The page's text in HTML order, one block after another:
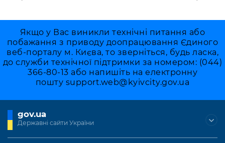
Якщо у Вас виникли технічні питання або
побажання з приводу доопрацювання Єдиного
веб-порталу м. Києва, то зверніться, будь ласка,
до служби технічної підтримки за номером: (044)
366-80-13 або напишіть на електронну
пошту support.web@kyivcity.gov.ua
gov.ua
Державні сайти України